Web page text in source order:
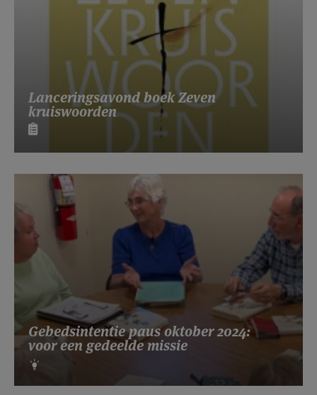
Lanceringsavond boek Zeven
kruiswoorden
Gebedsintentie paus oktober 2024:
voor een gedeelde missie